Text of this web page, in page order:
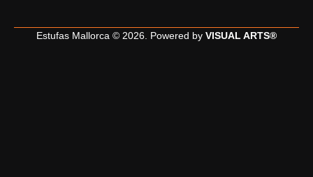
Estufas Mallorca © 2026. Powered by VISUAL ARTS®